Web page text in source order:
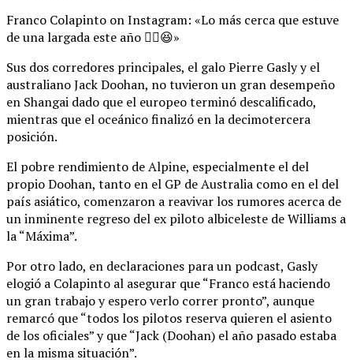
Franco Colapinto on Instagram: «Lo más cerca que estuve
de una largada este año ✌🏼😆»
Sus dos corredores principales, el galo Pierre Gasly y el
australiano Jack Doohan, no tuvieron un gran desempeño
en Shangai dado que el europeo terminó descalificado,
mientras que el oceánico finalizó en la decimotercera
posición.
El pobre rendimiento de Alpine, especialmente el del
propio Doohan, tanto en el GP de Australia como en el del
país asiático, comenzaron a reavivar los rumores acerca de
un inminente regreso del ex piloto albiceleste de Williams a
la “Máxima”.
Por otro lado, en declaraciones para un podcast, Gasly
elogió a Colapinto al asegurar que “Franco está haciendo
un gran trabajo y espero verlo correr pronto”, aunque
remarcó que “todos los pilotos reserva quieren el asiento
de los oficiales” y que “Jack (Doohan) el año pasado estaba
en la misma situación”.